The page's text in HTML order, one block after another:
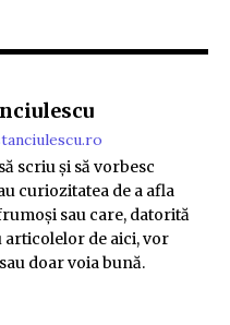
scriu și să vorbesc
curiozitatea de a afla
sau care, datorită
de aici, vor
doar voia bună.